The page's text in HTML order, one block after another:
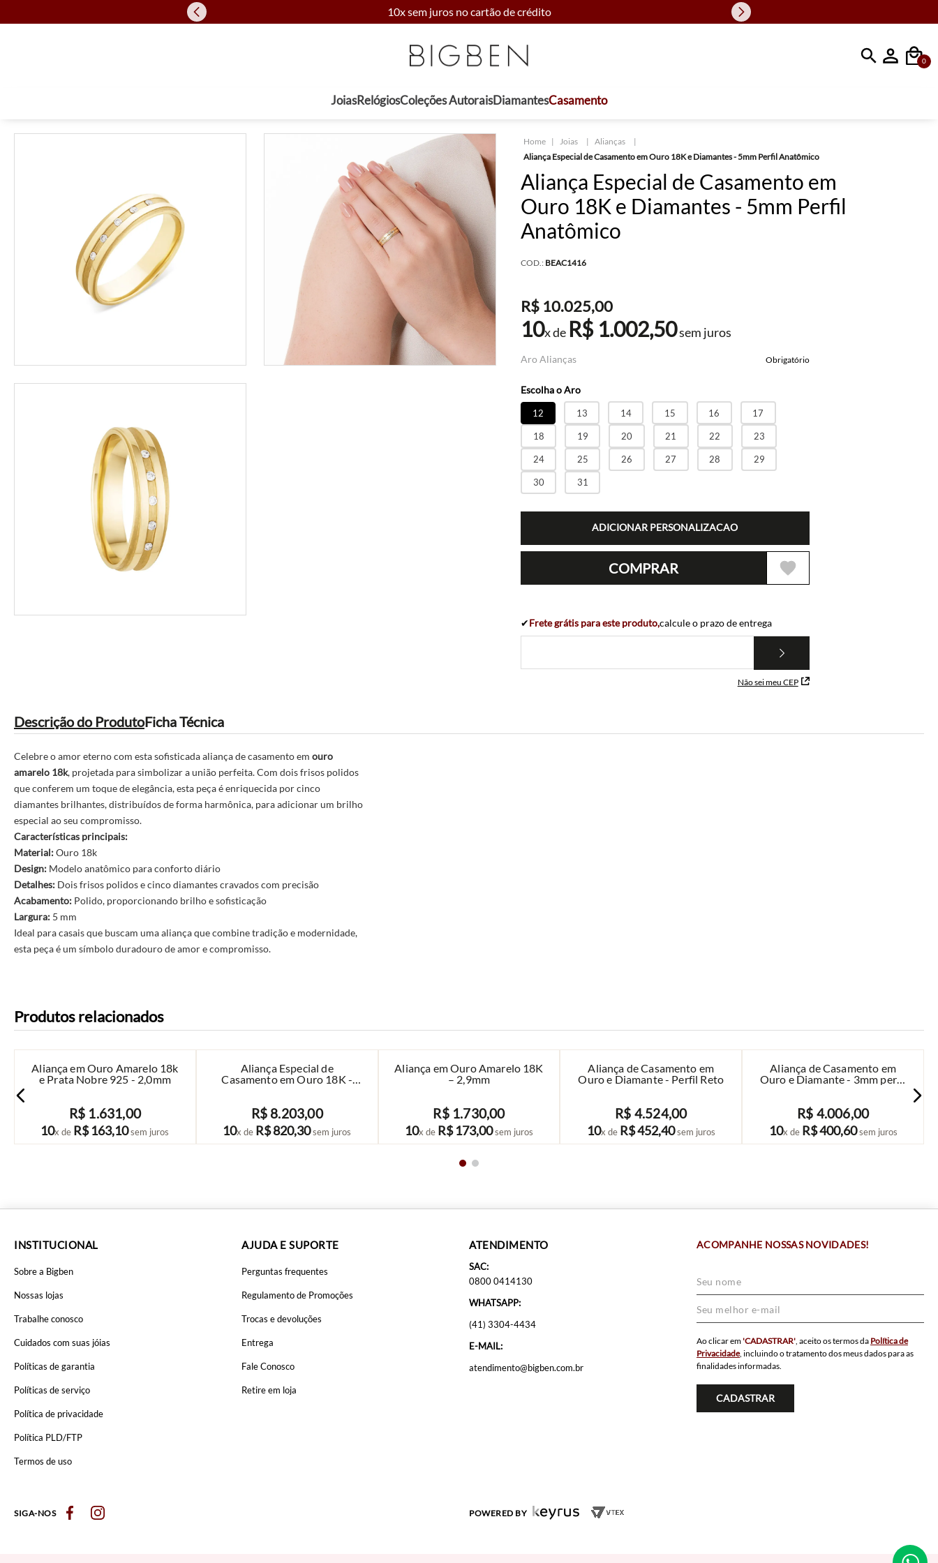
10x sem juros no cartão de crédito
Faça sua busca
0
JoiasRelógiosColeções AutoraisDiamantesCasamento
Joias
Alianças
Aliança Especial de Casamento em Ouro 18K e Diamantes - 5mm Perfil Anatômico
Aliança Especial de Casamento em
Ouro 18K e Diamantes - 5mm Perfil
Anatômico
COD.: BEAC1416
R$ 10.025,00
10x de R$ 1.002,50sem juros
Aro Alianças Obrigatório
12 13 14 15 16 17
18 19 20 21 22 23
24 25 26 27 28 29
30 31
ADICIONAR PERSONALIZACAO
COMPRAR
✔Frete grátis para este produto,calcule o prazo de entrega
Não sei meu CEP
Descrição do ProdutoFicha Técnica
Celebre o amor eterno com esta sofisticada aliança de casamento em ouro
amarelo 18k, projetada para simbolizar a união perfeita. Com dois frisos polidos
que conferem um toque de elegância, esta peça é enriquecida por cinco
diamantes brilhantes, distribuídos de forma harmônica, para adicionar um brilho
especial ao seu compromisso.
Características principais:
Material:Ouro 18k
Design: Modelo anatômico para conforto diário
Detalhes: Dois frisos polidos e cinco diamantes cravados com precisão
Acabamento: Polido, proporcionando brilho e sofisticação
Largura: 5 mm
Ideal para casais que buscam uma aliança que combine tradição e modernidade,
esta peça é um símbolo duradouro de amor e compromisso.
Produtos relacionados
Aliança em Ouro Amarelo 18k
e Prata Nobre 925 - 2,0mm
R$ 1.631,00
10x de R$ 163,10sem juros
COMPRAR
Aliança Especial de
Casamento em Ouro 18K -
R$ 8.203,00
10x de R$820,30sem juros
COMPRAR
Aliança em Ouro Amarelo 18K
– 2,9mm
R$ 1.730,00
10x de R$ 173,00sem juros
COMPRAR
Aliança de Casamento em
Ouro e Diamante - Perfil Reto
R$ 4.524,00
10x de R$452,40sem juros
COMPRAR
Aliança de Casamento em
Ouro e Diamante - 3mm perfil
R$ 4.006,00
10x de R$400,60sem juros
COMPRAR
INSTITUCIONAL
Sobre a Bigben
Nossas lojas
Trabalhe conosco
Cuidados com suas jóias
Políticas de garantia
Políticas de serviço
Política de privacidade
Política PLD/FTP
Termos de uso
AJUDA E SUPORTE
Perguntas frequentes
Regulamento de Promoções
Trocas e devoluções
Entrega
Fale Conosco
Retire em loja
ATENDIMENTO
SAC:
0800 0414130
WHATSAPP:
(41) 3304-4434
E-MAIL:
atendimento@bigben.com.br
ACOMPANHE NOSSAS NOVIDADES!
Ao clicar em'CADASTRAR', aceito os termos da Política de
Privacidade, incluindo o tratamento dos meus dados para as
finalidades informadas.
CADASTRAR
SIGA-NOS POWERED BY